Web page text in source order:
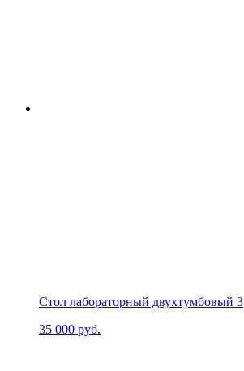
Стол лабораторный двухтумбовый 3
35 000 руб.